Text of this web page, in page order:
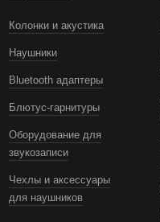
Колонки и акустика
Наушники
Bluetooth адаптеры
Блютус-гарнитуры
Оборудование для
звукозаписи
Чехлы и аксессуары
для наушников